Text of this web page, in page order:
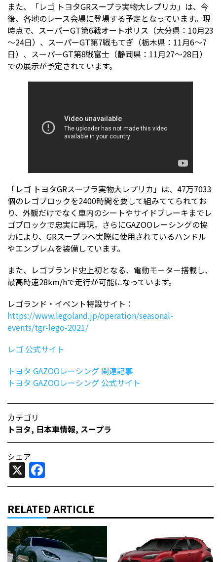
また、「レゴ トヨタGRスープラ実物大レプリカ」は、今
後、各地のレース会場に登場する予定となっています。現
時点で、スーパーGT第6戦オートポリス（大分県：10月23
～24日）、スーパーGT第7戦もてぎ（栃木県：11月6～7
日）、スーパーGT第8戦富士（静岡県：11月27～28日）
での展示が予定されています。
「レゴ トヨタGRスープラ実物大レプリカ」は、47万7033
個のレゴブロックを2400時間を要して組みててられてお
り、外観だけでなく車内のシートやサイドブレーキまでレ
ゴブロックで忠実に再現。さらにGAZOOレーシングの協
力により、GRスープラへ実際に使用されているハンドル
やエンブレムを装備しています。
また、レゴブランド史上初となる、電動モーター搭載し、
最高時速28km/hで走行が可能になっています。
レゴランド・イベント特設サイト：
https://www.legoland.jp/operation/seasonal-
events/tgr-lego-2021/
レゴ 公式サイト
トヨタ GAZOOレーシング 関連記事
トヨタ GAZOOレーシング 公式サイト
カテゴリ
トヨタ, 日本車情報​, スープラ
シェア
X
RELATED ARTICLE